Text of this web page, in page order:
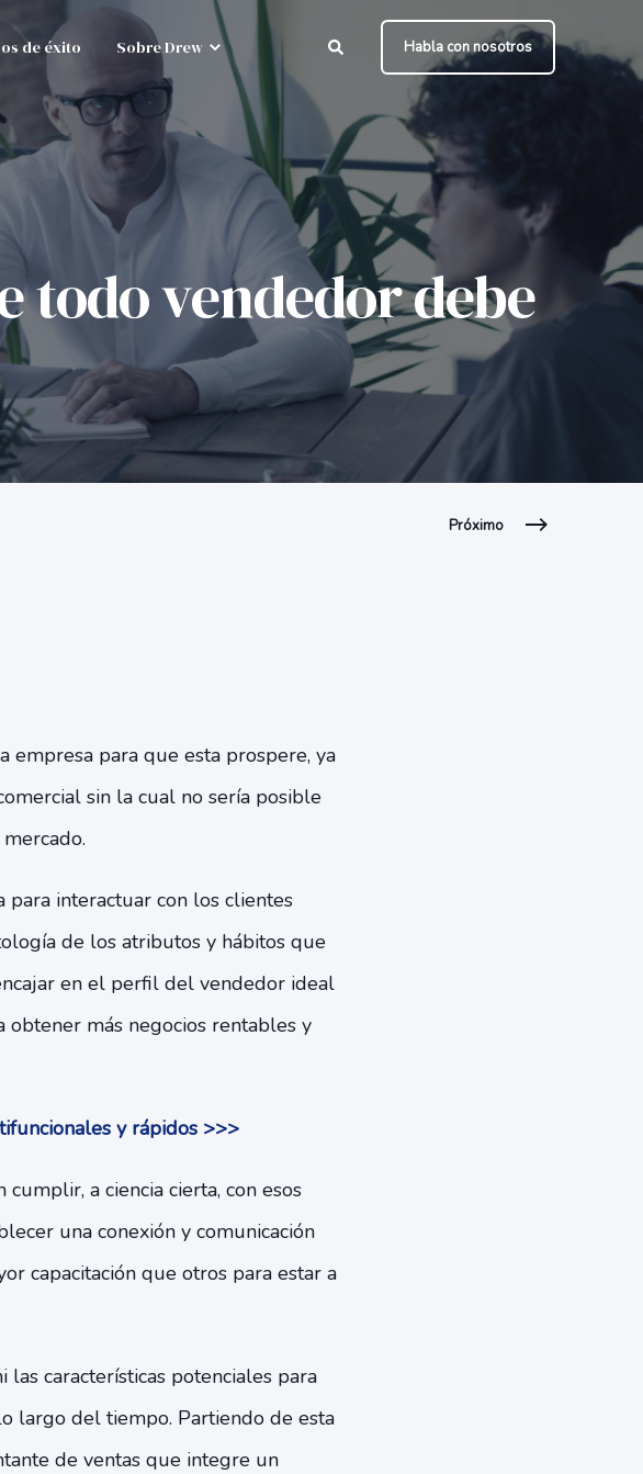
de éxito Sobre Drew Habla con nosotros
todo vendedor debe
Próximo
para que esta prospere, ya
sin la cual no sería posible
para interactuar con los clientes
de los atributos y hábitos que
en el perfil del vendedor ideal
más negocios rentables y
y rápidos >>>
a ciencia cierta, con esos
una conexión y comunicación
capacitación que otros para estar a
características potenciales para
largo del tiempo. Partiendo de esta
de ventas que integre un